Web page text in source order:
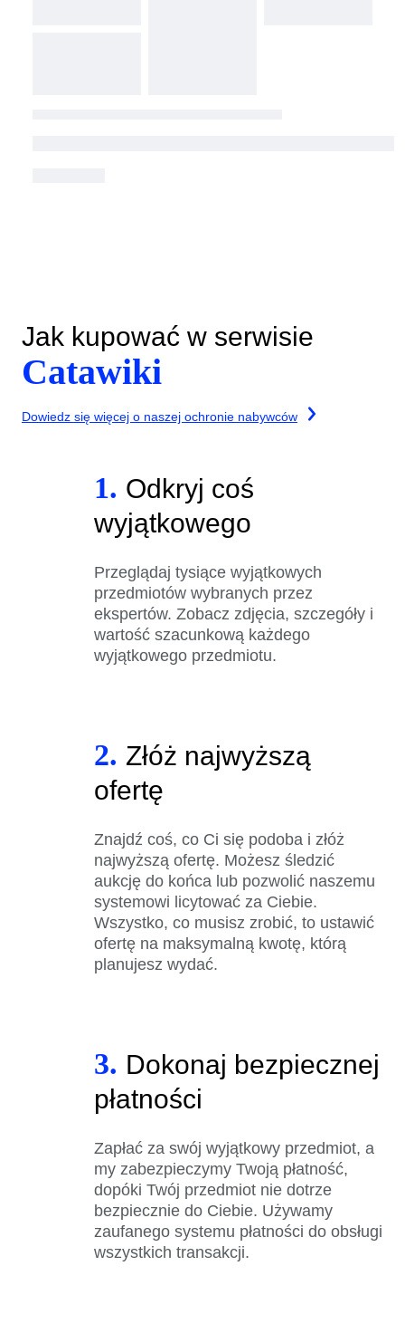
Jak kupować w serwisie
Catawiki
Dowiedz się więcej o naszej ochronie nabywców
1. Odkryj coś
wyjątkowego
Przeglądaj tysiące wyjątkowych
przedmiotów wybranych przez
ekspertów. Zobacz zdjęcia, szczegóły i
wartość szacunkową każdego
wyjątkowego przedmiotu.
2. Złóż najwyższą
ofertę
Znajdź coś, co Ci się podoba i złóż
najwyższą ofertę. Możesz śledzić
aukcję do końca lub pozwolić naszemu
systemowi licytować za Ciebie.
Wszystko, co musisz zrobić, to ustawić
ofertę na maksymalną kwotę, którą
planujesz wydać.
3. Dokonaj bezpiecznej
płatności
Zapłać za swój wyjątkowy przedmiot, a
my zabezpieczymy Twoją płatność,
dopóki Twój przedmiot nie dotrze
bezpiecznie do Ciebie. Używamy
zaufanego systemu płatności do obsługi
wszystkich transakcji.